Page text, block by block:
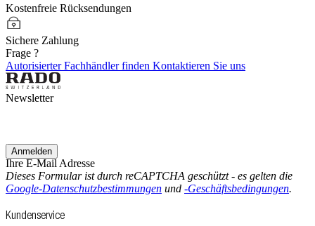
Kostenfreie Rücksendungen
Sichere Zahlung
Frage ?
Autorisierter Fachhändler finden Kontaktieren Sie uns
Newsletter
Ihre E-Mail Adresse
Anmelden
Dieses Formular ist durch reCAPTCHA geschützt - es gelten die
Google-Datenschutzbestimmungen und -Geschäftsbedingungen.
Kundenservice